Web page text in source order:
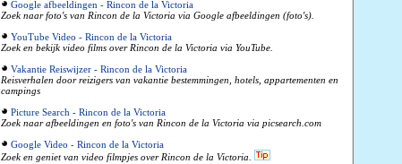
Google afbeeldingen - Rincon de la Victoria
Zoek naar foto's van Rincon de la Victoria via Google afbeeldingen (foto's).
YouTube Video - Rincon de la Victoria
Zoek en bekijk video films over Rincon de la Victoria via YouTube.
Vakantie Reiswijzer - Rincon de la Victoria
Reisverhalen door reizigers van vakantie bestemmingen, hotels, appartementen en
campings
Picture Search - Rincon de la Victoria
Zoek naar afbeeldingen en foto's van Rincon de la Victoria via picsearch.com
Google Video - Rincon de la Victoria
Zoek en geniet van video filmpjes over Rincon de la Victoria.